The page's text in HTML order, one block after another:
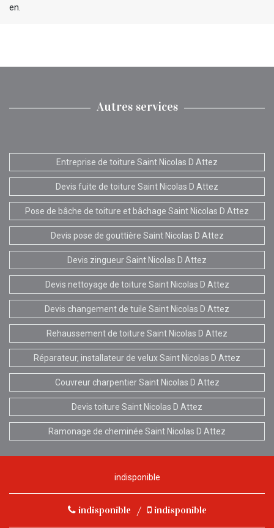
en.
Autres services
Entreprise de toiture Saint Nicolas D Attez
Devis fuite de toiture Saint Nicolas D Attez
Pose de bâche de toiture et bâchage Saint Nicolas D Attez
Devis pose de gouttière Saint Nicolas D Attez
Devis zingueur Saint Nicolas D Attez
Devis nettoyage de toiture Saint Nicolas D Attez
Devis changement de tuile Saint Nicolas D Attez
Rehaussement de toiture Saint Nicolas D Attez
Réparateur, installateur de velux Saint Nicolas D Attez
Couvreur charpentier Saint Nicolas D Attez
Devis toiture Saint Nicolas D Attez
Ramonage de cheminée Saint Nicolas D Attez
indisponible
indisponible / indisponible